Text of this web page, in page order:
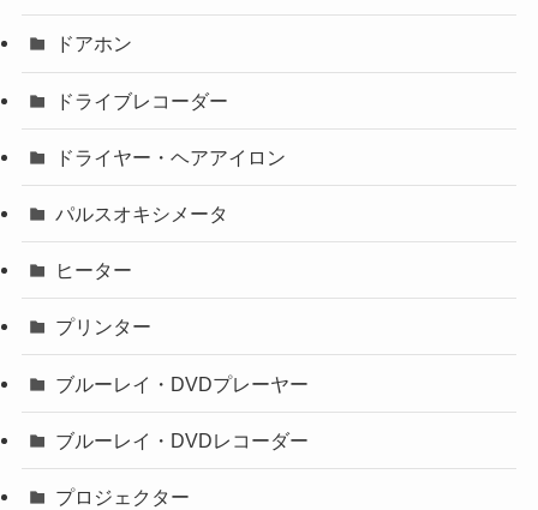
ドアホン
ドライブレコーダー
ドライヤー・ヘアアイロン
パルスオキシメータ
ヒーター
プリンター
ブルーレイ・DVDプレーヤー
ブルーレイ・DVDレコーダー
プロジェクター